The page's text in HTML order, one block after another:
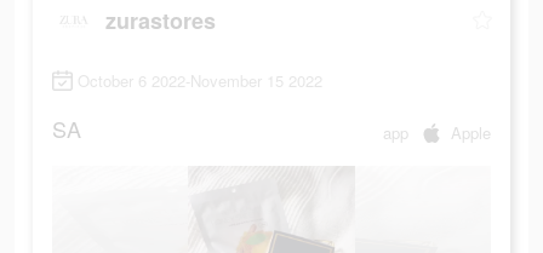
zurastores
October 6 2022-November 15 2022
SA app Apple